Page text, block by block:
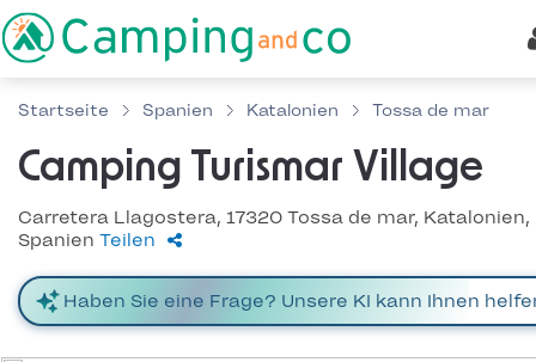
Startseite Spanien Katalonien Tossa de mar
Camping Turismar Village
Carretera Llagostera, 17320 Tossa de mar, Katalonien,
Spanien Teilen